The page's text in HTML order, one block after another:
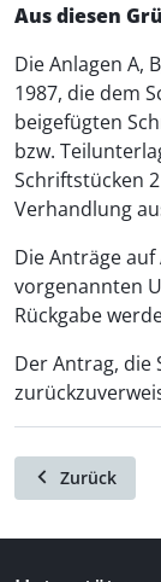
Aus diesen
Die Anlagen A,
1987, die dem
beigefügten
bzw.
Schriftstücken
Verhandlung
Die Anträge
vorgenannten
Rückgabe
Der Antrag, die
Zurück